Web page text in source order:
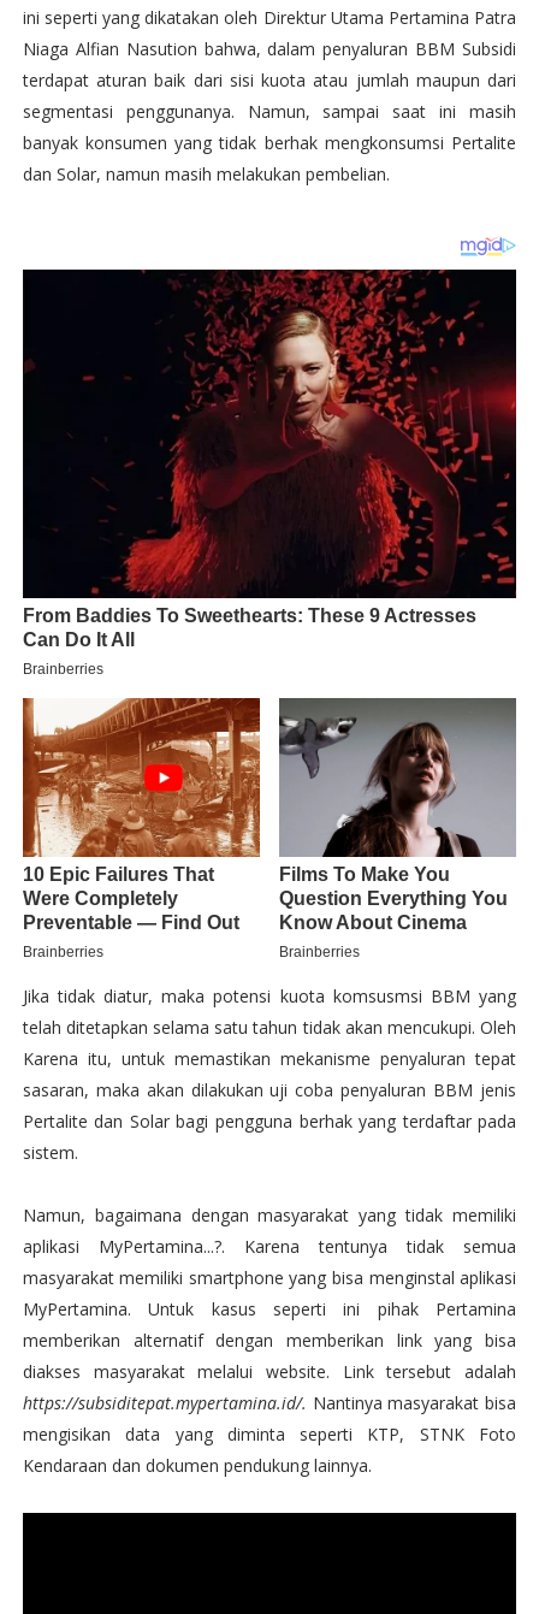
ini seperti yang dikatakan oleh Direktur Utama Pertamina Patra
Niaga Alfian Nasution bahwa, dalam penyaluran BBM Subsidi
terdapat aturan baik dari sisi kuota atau jumlah maupun dari
segmentasi penggunanya. Namun, sampai saat ini masih
banyak konsumen yang tidak berhak mengkonsumsi Pertalite
dan Solar, namun masih melakukan pembelian.
Jika tidak diatur, maka potensi kuota komsusmsi BBM yang
telah ditetapkan selama satu tahun tidak akan mencukupi. Oleh
Karena itu, untuk memastikan mekanisme penyaluran tepat
sasaran, maka akan dilakukan uji coba penyaluran BBM jenis
Pertalite dan Solar bagi pengguna berhak yang terdaftar pada
sistem.
Namun, bagaimana dengan masyarakat yang tidak memiliki
aplikasi MyPertamina...?. Karena tentunya tidak semua
masyarakat memiliki smartphone yang bisa menginstal aplikasi
MyPertamina. Untuk kasus seperti ini pihak Pertamina
memberikan alternatif dengan memberikan link yang bisa
diakses masyarakat melalui website. Link tersebut adalah
https://subsiditepat.mypertamina.id/. Nantinya masyarakat bisa
mengisikan data yang diminta seperti KTP, STNK Foto
Kendaraan dan dokumen pendukung lainnya.